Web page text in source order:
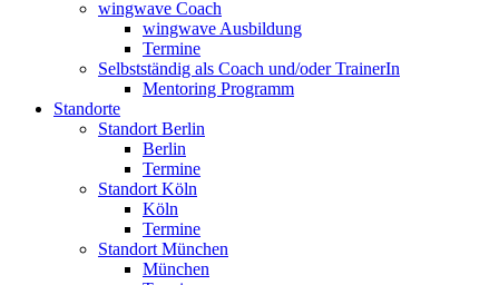
wingwave Coach
wingwave Ausbildung
Termine
Selbstständig als Coach und/oder TrainerIn
Mentoring Programm
Standorte
Standort Berlin
Berlin
Termine
Standort Köln
Köln
Termine
Standort München
München